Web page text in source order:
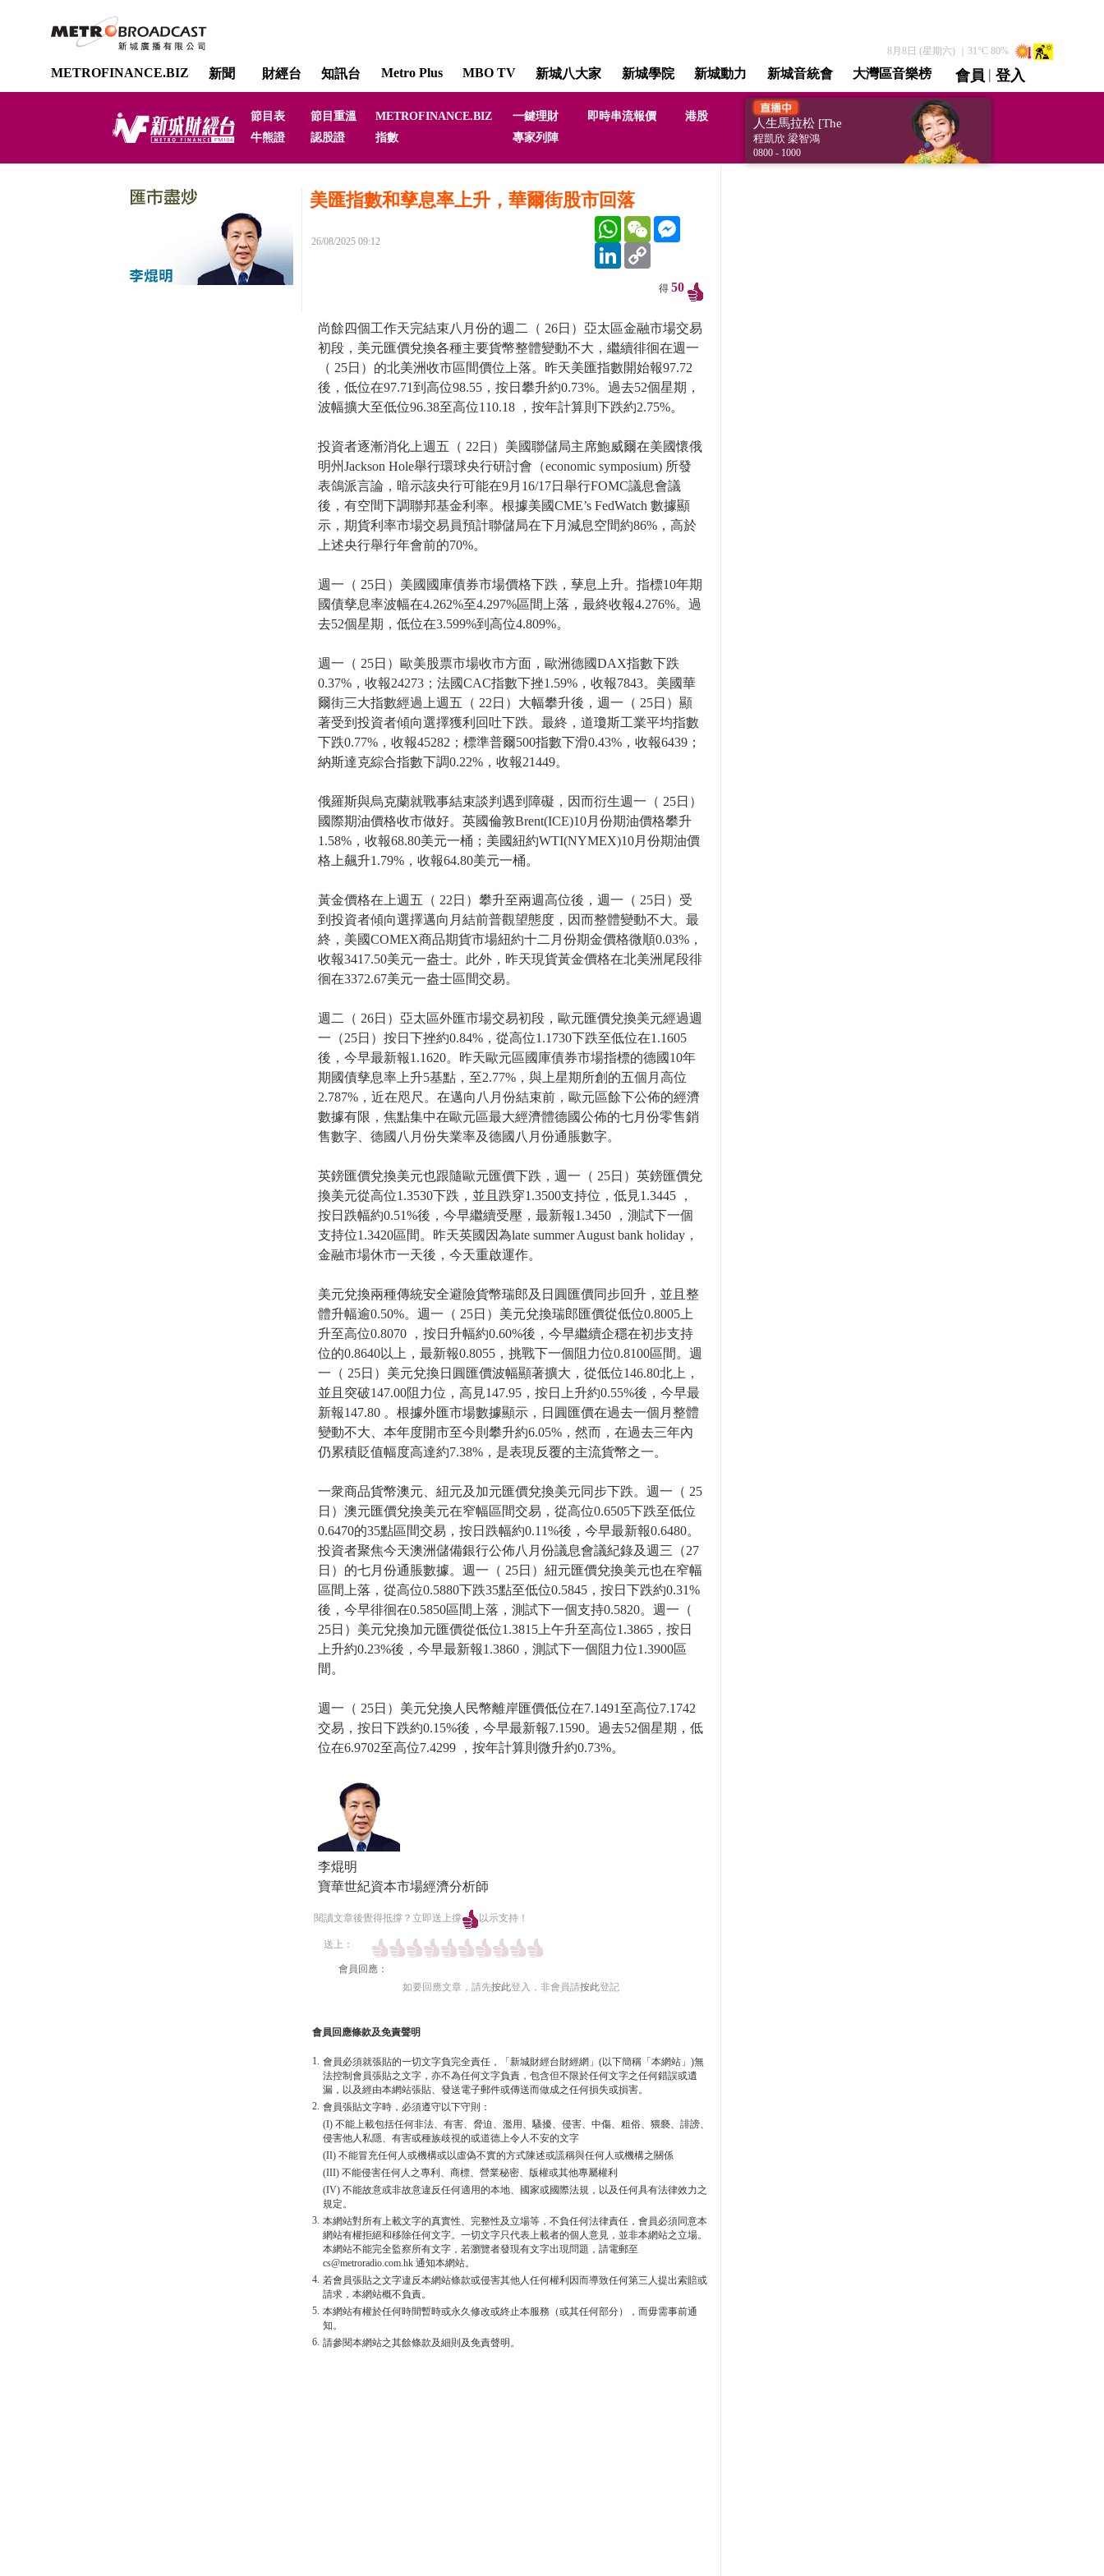
8月8日 (星期六) ｜ 31 °C 80%
METROFINANCE.BIZ 新聞 財經台 知訊台 Metro Plus MBO TV 新城八大家 新城學院 新城動力 新城音統會 大灣區音樂榜 會員 | 登入
直播 / 重溫
節目表 節目重溫 METROFINANCE.BIZ 一鍵理財 即時串流報價
港股
牛熊證
認股證 指數 專家列陣
人生馬拉松 [The
Marathon In My Life]
程凱欣 梁智鴻
0800 - 1000
美匯指數和孳息率上升，華爾街股市回落
26/08/2025 09:12
WhatsAppWeChat
LinkedIn
得 50
尚餘四個工作天完結束八月份的週二（ 26日）亞太區金融市場交易
初段，美元匯價兌換各種主要貨幣整體變動不大，繼續徘徊在週一
（ 25日）的北美洲收市區間價位上落。昨天美匯指數開始報97.72
後，低位在97.71到高位98.55，按日攀升約0.73%。過去52個星期，
波幅擴大至低位96.38至高位110.18 ，按年計算則下跌約2.75%。
投資者逐漸消化上週五（ 22日）美國聯儲局主席鮑威爾在美國懷俄
明州Jackson Hole舉行環球央行研討會（economic symposium) 所發
表鴿派言論，暗示該央行可能在9月16/17日舉行FOMC議息會議
後，有空間下調聯邦基金利率。根據美國CME’s FedWatch 數據顯
示，期貨利率市場交易員預計聯儲局在下月減息空間約86%，高於
上述央行舉行年會前的70%。
週一（ 25日）美國國庫債券市場價格下跌，孶息上升。指標10年期
國債孳息率波幅在4.262%至4.297%區間上落，最終收報4.276%。過
去52個星期，低位在3.599%到高位4.809%。
週一（ 25日）歐美股票市場收市方面，歐洲德國DAX指數下跌
0.37%，收報24273；法國CAC指數下挫1.59%，收報7843。美國華
爾街三大指數經過上週五（ 22日）大幅攀升後，週一（ 25日）顯
著受到投資者傾向選擇獲利回吐下跌。最終，道瓊斯工業平均指數
下跌0.77%，收報45282；標準普爾500指數下滑0.43%，收報6439；
納斯達克綜合指數下調0.22%，收報21449。
俄羅斯與烏克蘭就戰事結束談判遇到障礙，因而衍生週一（ 25日）
國際期油價格收市做好。英國倫敦Brent(ICE)10月份期油價格攀升
1.58%，收報68.80美元一桶；美國紐約WTI(NYMEX)10月份期油價
格上飆升1.79%，收報64.80美元一桶。
黃金價格在上週五（ 22日）攀升至兩週高位後，週一（ 25日）受
到投資者傾向選擇邁向月結前普觀望態度，因而整體變動不大。最
終，美國COMEX商品期貨市場紐約十二月份期金價格微順0.03%，
收報3417.50美元一盎士。此外，昨天現貨黃金價格在北美洲尾段徘
徊在3372.67美元一盎士區間交易。
週二（ 26日）亞太區外匯市場交易初段，歐元匯價兌換美元經過週
一（25日）按日下挫約0.84%，從高位1.1730下跌至低位在1.1605
後，今早最新報1.1620。昨天歐元區國庫債券市場指標的德國10年
期國債孳息率上升5基點，至2.77%，與上星期所創的五個月高位
2.787%，近在咫尺。在邁向八月份結束前，歐元區餘下公佈的經濟
數據有限，焦點集中在歐元區最大經濟體德國公佈的七月份零售銷
售數字、德國八月份失業率及德國八月份通脹數字。
英鎊匯價兌換美元也跟隨歐元匯價下跌，週一（ 25日）英鎊匯價兌
換美元從高位1.3530下跌，並且跌穿1.3500支持位，低見1.3445 ，
按日跌幅約0.51%後，今早繼續受壓，最新報1.3450 ，測試下一個
支持位1.3420區間。昨天英國因為late summer August bank holiday，
金融市場休市一天後，今天重啟運作。
美元兌換兩種傳統安全避險貨幣瑞郎及日圓匯價同步回升，並且整
體升幅逾0.50%。週一（ 25日）美元兌換瑞郎匯價從低位0.8005上
升至高位0.8070 ，按日升幅約0.60%後，今早繼續企穩在初步支持
位的0.8640以上，最新報0.8055，挑戰下一個阻力位0.8100區間。週
一（ 25日）美元兌換日圓匯價波幅顯著擴大，從低位146.80北上，
並且突破147.00阻力位，高見147.95，按日上升約0.55%後，今早最
新報147.80 。根據外匯市場數據顯示，日圓匯價在過去一個月整體
變動不大、本年度開市至今則攀升約6.05%，然而，在過去三年內
仍累積貶值幅度高達約7.38%，是表現反覆的主流貨幣之一。
一衆商品貨幣澳元、紐元及加元匯價兌換美元同步下跌。週一（ 25
日）澳元匯價兌換美元在窄幅區間交易，從高位0.6505下跌至低位
0.6470的35點區間交易，按日跌幅約0.11%後，今早最新報0.6480。
投資者聚焦今天澳洲儲備銀行公佈八月份議息會議紀錄及週三（27
日）的七月份通脹數據。週一（ 25日）紐元匯價兌換美元也在窄幅
區間上落，從高位0.5880下跌35點至低位0.5845，按日下跌約0.31%
後，今早徘徊在0.5850區間上落，測試下一個支持0.5820。週一（
25日）美元兌換加元匯價從低位1.3815上午升至高位1.3865，按日
上升約0.23%後，今早最新報1.3860，測試下一個阻力位1.3900區
間。
週一（ 25日）美元兌換人民幣離岸匯價低位在7.1491至高位7.1742
交易，按日下跌約0.15%後，今早最新報7.1590。過去52個星期，低
位在6.9702至高位7.4299 ，按年計算則微升約0.73%。
李焜明
寶華世紀資本市場經濟分析師
閱讀文章後覺得抵撐？立即送上撐 以示支持！
送上：
會員回應：
如要回應文章，請先按此登入，非會員請按此登記
會員回應條款及免責聲明
1. 會員必須就張貼的一切文字負完全責任，「新城財經台財經網」(以下簡稱「本網站」)無
法控制會員張貼之文字，亦不為任何文字負責，包含但不限於任何文字之任何錯誤或遺
漏，以及經由本網站張貼、發送電子郵件或傳送而做成之任何損失或損害。
2. 會員張貼文字時，必須遵守以下守則：
(I) 不能上載包括任何非法、有害、脅迫、濫用、騷擾、侵害、中傷、粗俗、猥褻、誹謗、
侵害他人私隱、有害或種族歧視的或道德上令人不安的文字
(II) 不能冒充任何人或機構或以虛偽不實的方式陳述或謊稱與任何人或機構之關係
(III) 不能侵害任何人之專利、商標、營業秘密、版權或其他專屬權利
(IV) 不能故意或非故意違反任何適用的本地、國家或國際法規，以及任何具有法律效力之
規定。
3. 本網站對所有上載文字的真實性、完整性及立場等，不負任何法律責任，會員必須同意本
網站有權拒絕和移除任何文字。一切文字只代表上載者的個人意見，並非本網站之立場。
本網站不能完全監察所有文字，若瀏覽者發現有文字出現問題，請電郵至
cs@metroradio.com.hk 通知本網站。
4. 若會員張貼之文字違反本網站條款或侵害其他人任何權利因而導致任何第三人提出索賠或
請求，本網站概不負責。
5. 本網站有權於任何時間暫時或永久修改或終止本服務（或其任何部分），而毋需事前通
知。
6. 請參閱本網站之其餘條款及細則及免責聲明。